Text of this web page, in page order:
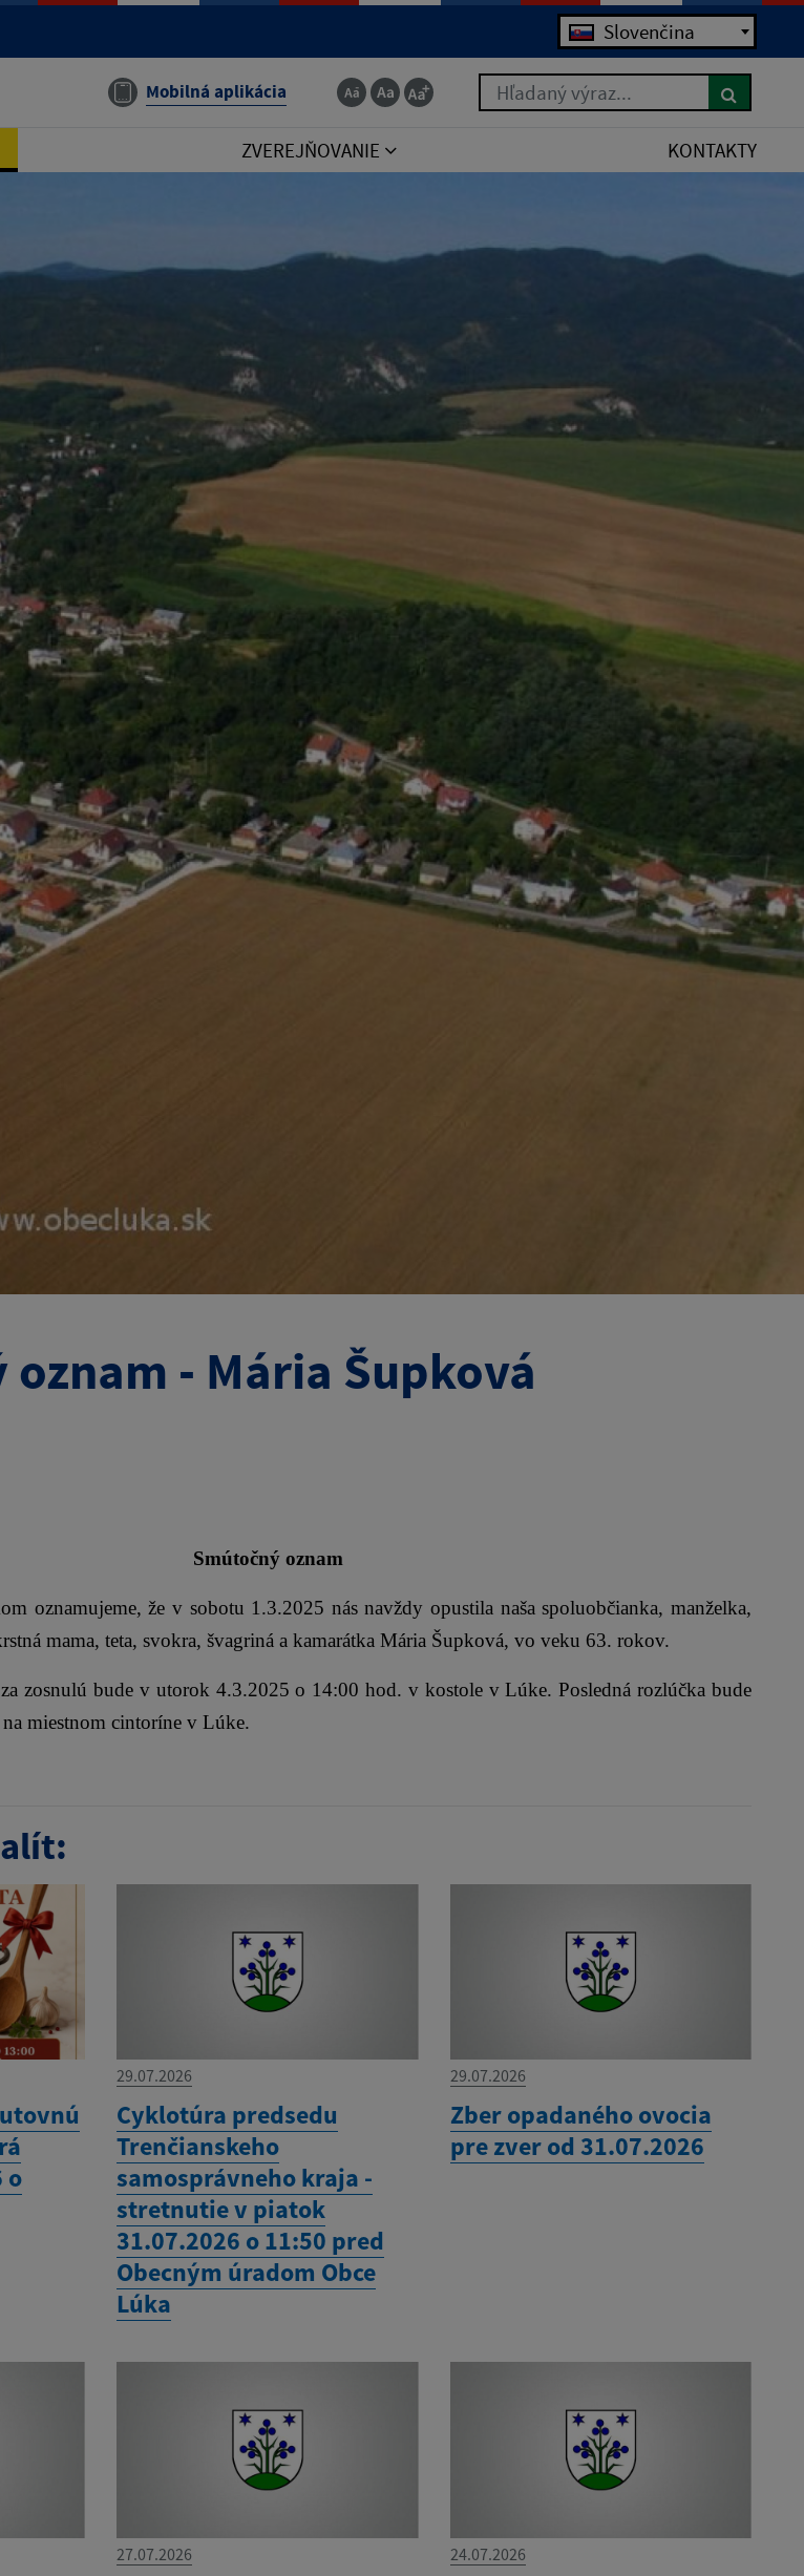
Jazyk Slovenčina
Mobilná aplikácia Hľadaný výraz...
ZVEREJŇOVANIE KONTAKTY
- Mária Šupková
Smútočný oznam
oznamujeme, že v sobotu 1.3.2025 nás navždy opustila naša spoluobčianka, manželka,
mama, teta, svokra, švagriná a kamarátka Mária Šupková, vo veku 63. rokov.
bude v utorok 4.3.2025 o 14:00 hod. v kostole v Lúke. Posledná rozlúčka bude
miestnom cintoríne v Lúke.
o
29.07.2026
Cyklotúra predsedu
Trenčianskeho
samosprávneho kraja -
stretnutie v piatok
31.07.2026 o 11:50 pred
Obecným úradom Obce
Lúka
29.07.2026
Zber opadaného ovocia
pre zver od 31.07.2026
27.07.2026 24.07.2026